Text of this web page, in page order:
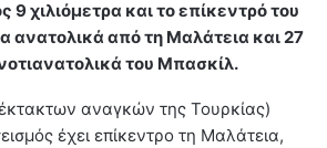
9 χιλιόμετρα και το επίκεντρό του
ανατολικά από τη Μαλάτεια και 27
του Μπασκίλ.
αναγκών της Τουρκίας)
έχει επίκεντρο τη Μαλάτεια,